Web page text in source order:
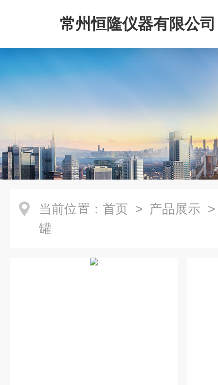
常州恒隆仪器有限公司
当前位置： 首页 > 产品展示
罐